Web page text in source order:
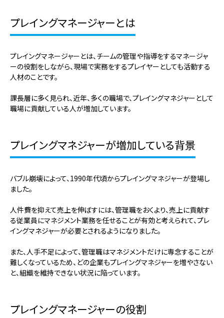
プレイングマネージャーとは
プレイングマネージャーとは、チームの管理や指導をするマネージャ
ーの役割をしながら、現場で実務をするプレイヤーとしても活動する
人材のことです。
課長層に多く見られ、近年、多くの職場で、プレイングマネジャーとして
職場に貢献している人が増加しています。
プレイングマネジャーが増加している背景
バブル崩壊によって、1990年代頃からプレイングマネジャーが登場し
ました。
人件費を抑えて売上を伸ばすには、管理職をおくより、売上に貢献す
る従業員にマネジメント業務を任せることが有効と考えられて、プレ
イングマネジャーが必要とされるようになりました。
また、人手不足によって、管理職はマネジメントだけに専念することが
難しくなっているため、どの企業もプレイングマネジャーを増やさない
と、組織を維持できない状況に陥っています。
プレイングマネージャーの役割